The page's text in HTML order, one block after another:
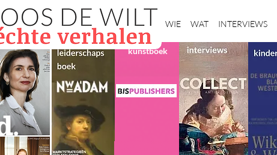
Home WIE WAT INTERVIEWS
kunstboek